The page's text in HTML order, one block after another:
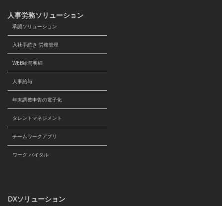
人事労務ソリューション
承認ソリューション
入社手続き 労務管理
WEB給与明細
人事給与
年末調整申告の電子化
タレントマネジメント
チームワークアプリ
ワーク バイタル
DXソリューション